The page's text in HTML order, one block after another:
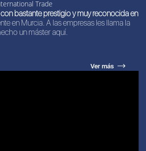
Trade
bastante prestigio y muy reconocida en
en Murcia. A las empresas les llama la
un máster aquí.
Ver más